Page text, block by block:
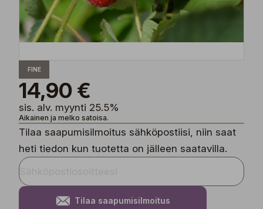
FINE
14,90 €
sis. alv. myynti 25.5%
Aikainen ja melko satoisa.
Tilaa saapumisilmoitus sähköpostiisi, niin saat
heti tiedon kun tuotetta on jälleen saatavilla.
Tilaa saapumisilmoitus